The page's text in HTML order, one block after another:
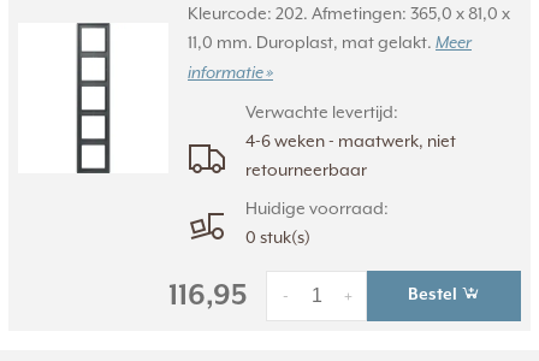
Kleurcode: 202. Afmetingen: 365,0 x 81,0 x
11,0 mm. Duroplast, mat gelakt. Meer
informatie »
Verwachte levertijd:
4-6 weken - maatwerk, niet
retourneerbaar
Huidige voorraad:
0 stuk(s)
116,95 +
- Bestel